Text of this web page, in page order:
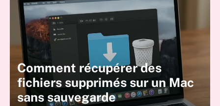
Comment récupérer des
fichiers supprimés sur un Mac
sans sauvegarde